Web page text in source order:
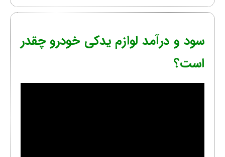
سود و درآمد لوازم یدکی خودرو چقدر
است؟